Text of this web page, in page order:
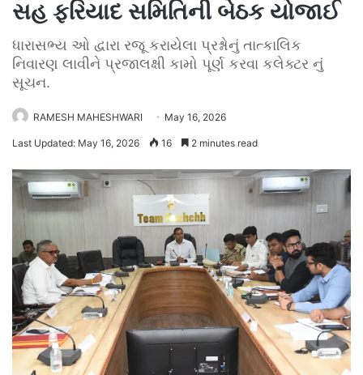
સહ ફરિયાદ સમિતિની બેઠક યોજાઈ
ધારાસભ્ય ઓ દ્વારા રજૂ કરાયેલા પ્રશ્નોનું તાત્કાલિક
નિવારણ લાવીને પ્રજાલક્ષી કામો પૂર્ણ કરવા કલેક્ટર નું
સૂચન.
RAMESH MAHESHWARI May 16, 2026
Last Updated: May 16, 2026 16 2 minutes read